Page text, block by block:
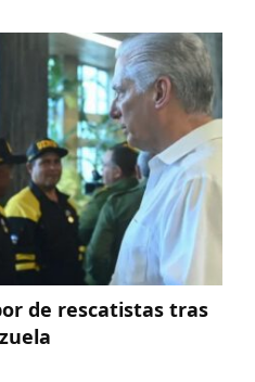
de rescatistas tras